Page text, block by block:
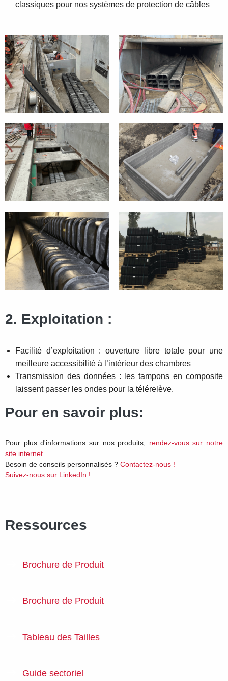
classiques pour nos systèmes de protection de câbles
2. Exploitation :
Facilité d’exploitation : ouverture libre totale pour une
meilleure accessibilité à l’intérieur des chambres
Transmission des données : les tampons en composite
laissent passer les ondes pour la télérelève.
Pour en savoir plus:
Pour plus d'informations sur nos produits, rendez-vous sur notre
site internet
Besoin de conseils personnalisés ? Contactez-nous !
Suivez-nous sur LinkedIn !
Ressources
Brochure de Produit
Brochure de Produit
Tableau des Tailles
Guide sectoriel